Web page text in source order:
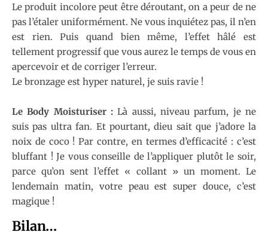
Le produit incolore peut être déroutant, on a peur de ne
pas l’étaler uniformément. Ne vous inquiétez pas, il n’en
est rien. Puis quand bien même, l’effet hâlé est
tellement progressif que vous aurez le temps de vous en
apercevoir et de corriger l’erreur.
Le bronzage est hyper naturel, je suis ravie !
Le Body Moisturiser : Là aussi, niveau parfum, je ne
suis pas ultra fan. Et pourtant, dieu sait que j’adore la
noix de coco ! Par contre, en termes d’efficacité : c’est
bluffant ! Je vous conseille de l’appliquer plutôt le soir,
parce qu’on sent l’effet « collant » un moment. Le
lendemain matin, votre peau est super douce, c’est
magique !
Bilan…